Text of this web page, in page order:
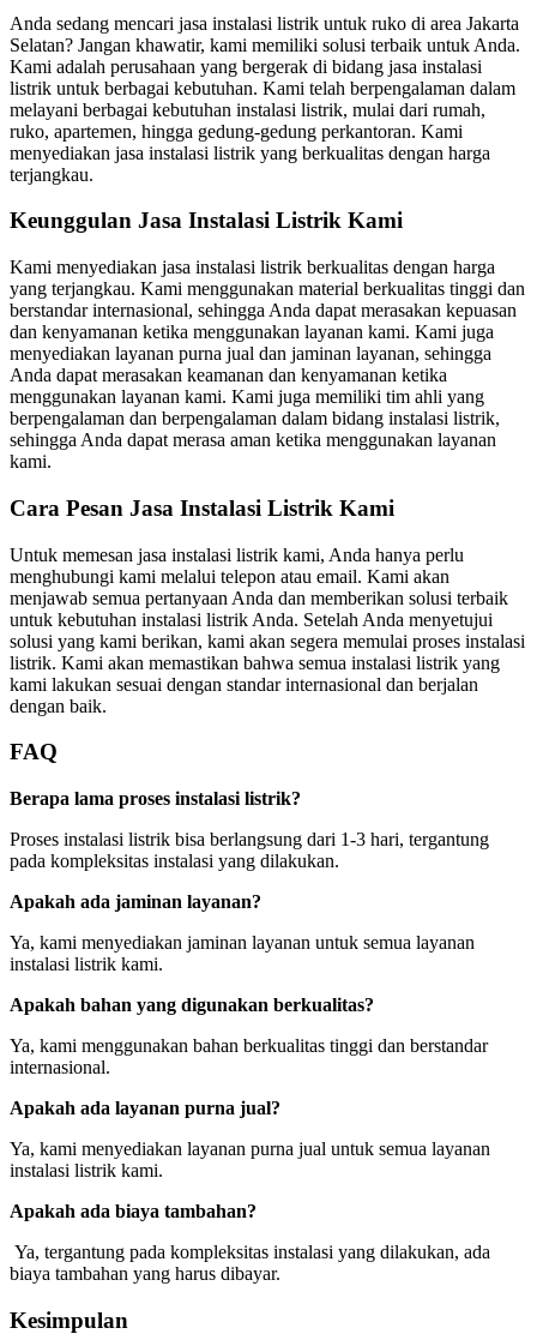
Anda sedang mencari jasa instalasi listrik untuk ruko di area Jakarta
Selatan? Jangan khawatir, kami memiliki solusi terbaik untuk Anda.
Kami adalah perusahaan yang bergerak di bidang jasa instalasi
listrik untuk berbagai kebutuhan. Kami telah berpengalaman dalam
melayani berbagai kebutuhan instalasi listrik, mulai dari rumah,
ruko, apartemen, hingga gedung-gedung perkantoran. Kami
menyediakan jasa instalasi listrik yang berkualitas dengan harga
terjangkau.
Keunggulan Jasa Instalasi Listrik Kami
Kami menyediakan jasa instalasi listrik berkualitas dengan harga
yang terjangkau. Kami menggunakan material berkualitas tinggi dan
berstandar internasional, sehingga Anda dapat merasakan kepuasan
dan kenyamanan ketika menggunakan layanan kami. Kami juga
menyediakan layanan purna jual dan jaminan layanan, sehingga
Anda dapat merasakan keamanan dan kenyamanan ketika
menggunakan layanan kami. Kami juga memiliki tim ahli yang
berpengalaman dan berpengalaman dalam bidang instalasi listrik,
sehingga Anda dapat merasa aman ketika menggunakan layanan
kami.
Cara Pesan Jasa Instalasi Listrik Kami
Untuk memesan jasa instalasi listrik kami, Anda hanya perlu
menghubungi kami melalui telepon atau email. Kami akan
menjawab semua pertanyaan Anda dan memberikan solusi terbaik
untuk kebutuhan instalasi listrik Anda. Setelah Anda menyetujui
solusi yang kami berikan, kami akan segera memulai proses instalasi
listrik. Kami akan memastikan bahwa semua instalasi listrik yang
kami lakukan sesuai dengan standar internasional dan berjalan
dengan baik.
FAQ
Berapa lama proses instalasi listrik?
Proses instalasi listrik bisa berlangsung dari 1-3 hari, tergantung
pada kompleksitas instalasi yang dilakukan.
Apakah ada jaminan layanan?
Ya, kami menyediakan jaminan layanan untuk semua layanan
instalasi listrik kami.
Apakah bahan yang digunakan berkualitas?
Ya, kami menggunakan bahan berkualitas tinggi dan berstandar
internasional.
Apakah ada layanan purna jual?
Ya, kami menyediakan layanan purna jual untuk semua layanan
instalasi listrik kami.
Apakah ada biaya tambahan?
Ya, tergantung pada kompleksitas instalasi yang dilakukan, ada
biaya tambahan yang harus dibayar.
Kesimpulan